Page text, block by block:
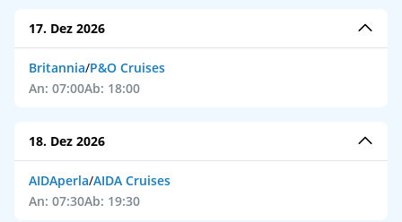
17. Dez 2026
Britannia/P&O Cruises
An: 07:00Ab: 18:00
18. Dez 2026
AIDAperla/AIDA Cruises
An: 07:30Ab: 19:30